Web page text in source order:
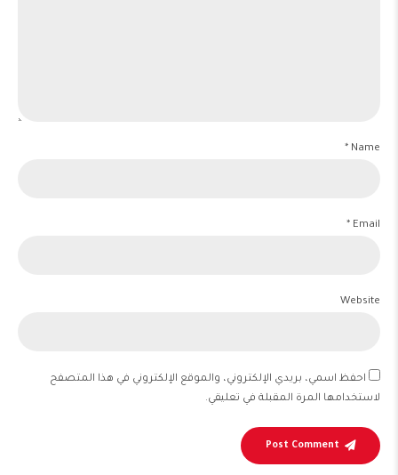
Name *
Email *
Website
احفظ اسمي، بريدي الإلكتروني، والموقع الإلكتروني في هذا المتصفح
لاستخدامها المرة المقبلة في تعليقي.
Post Comment